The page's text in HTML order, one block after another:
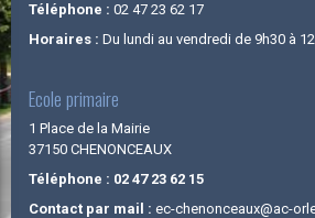
Téléphone : 02 47 23 62 17
Horaires : Du lundi au vendredi de 9h30 à
Ecole primaire
1 Place de la Mairie
37150 CHENONCEAUX
Téléphone : 02 47 23 62 15
Contact par mail : ec-chenonceaux@ac-